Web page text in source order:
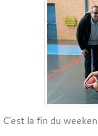
C'est la fin du